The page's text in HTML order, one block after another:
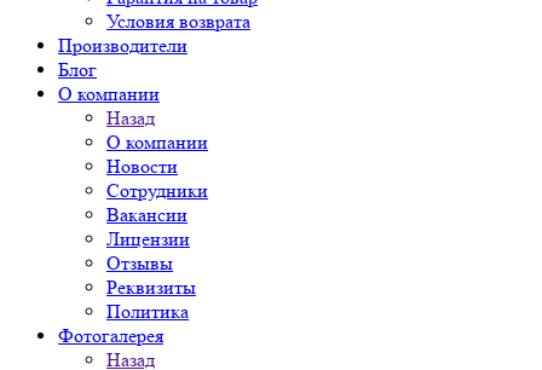
Условия возврата
Производители
Блог
О компании
Назад
О компании
Новости
Сотрудники
Вакансии
Лицензии
Отзывы
Реквизиты
Политика
Фотогалерея
Назад